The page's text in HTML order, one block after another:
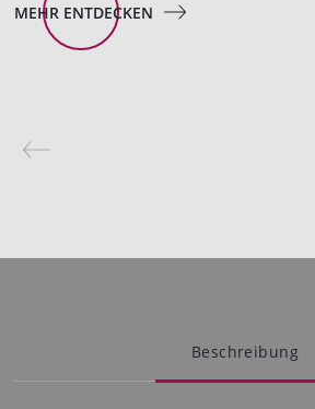
MEHR ENTDECKEN
Beschreibung